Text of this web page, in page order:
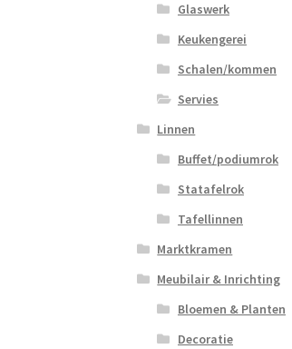
Glaswerk
Keukengerei
Schalen/kommen
Servies
Linnen
Buffet/podiumrok
Statafelrok
Tafellinnen
Marktkramen
Meubilair & Inrichting
Bloemen & Planten
Decoratie